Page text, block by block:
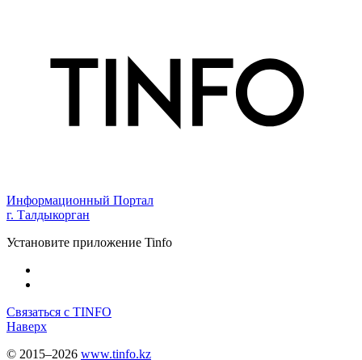
Информационный Портал
г. Талдыкорган
Установите приложение Tinfo
Связаться с TINFO
Наверх
© 2015–2026 www.tinfo.kz